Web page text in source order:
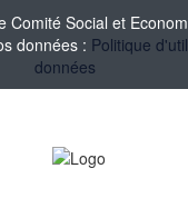
Comité Social et
données : Politique
données